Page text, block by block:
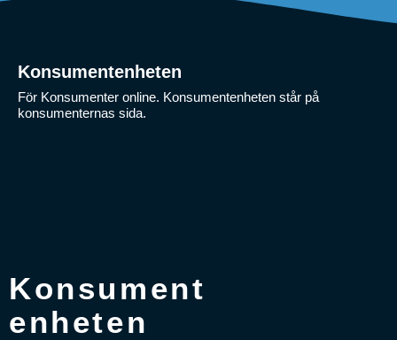
Konsumentenheten
För Konsumenter online. Konsumentenheten står på
konsumenternas sida.
Konsument
enheten